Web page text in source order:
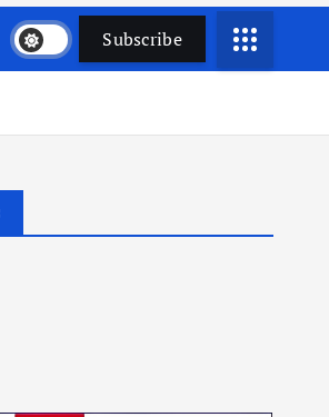
Subscribe